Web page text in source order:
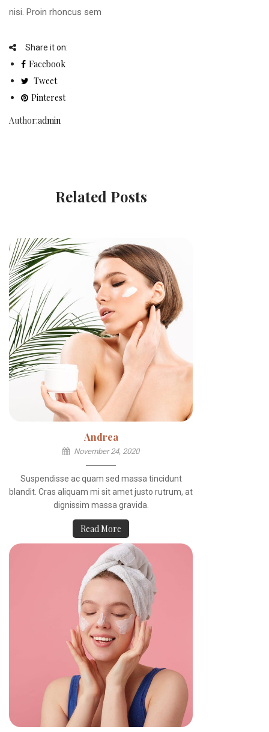
nisi. Proin rhoncus sem
Share it on:
Facebook
Tweet
Pinterest
Author:admin
Related Posts
Andrea
November 24, 2020
Suspendisse ac quam sed massa tincidunt
blandit. Cras aliquam mi sit amet justo rutrum, at
dignissim massa gravida.
Read More